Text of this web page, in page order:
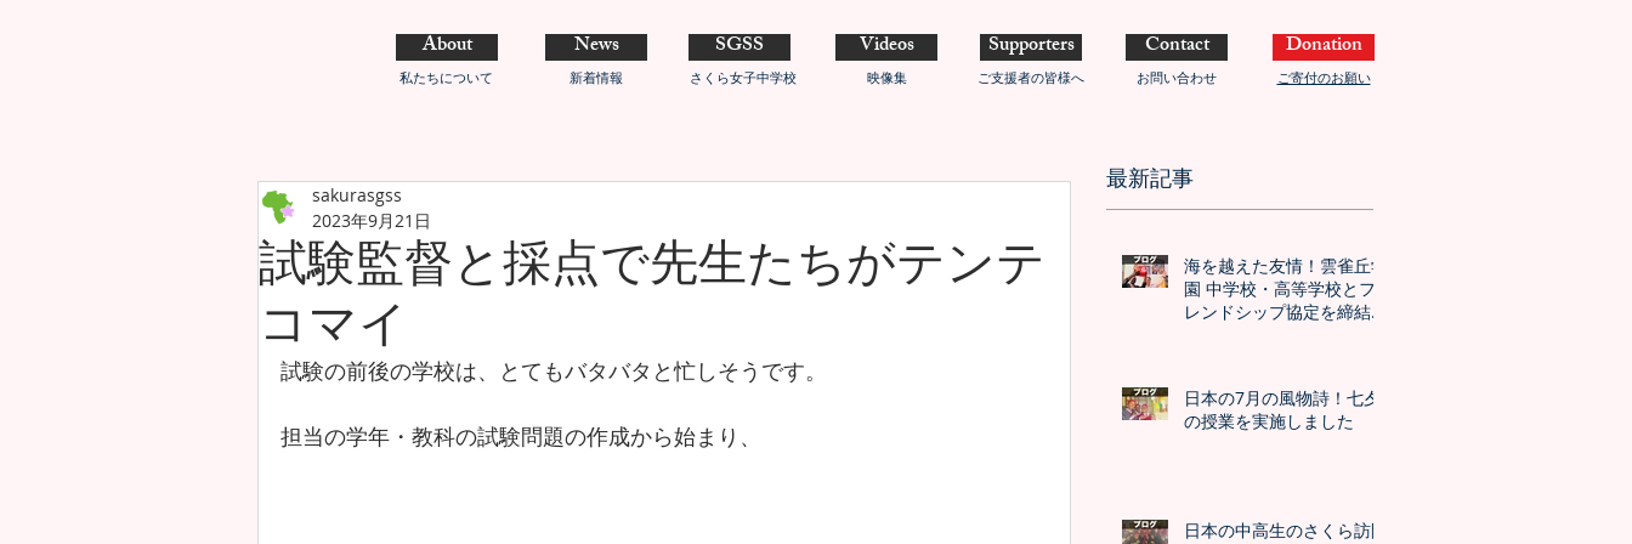
About
私たちについて
News
新着情報
SGSS
さくら女子中学校
Videos
映像集
Supporters
ご支援者の皆様へ
Contact
お問い合わせ
Donation
ご寄付のお願い
試験監督と採点で先生たちがテンテ
コマイ
sakurasgss
2023年9月21日
試験の前後の学校は、とてもバタバタと忙しそうです。
担当の学年・教科の試験問題の作成から始まり、
最新記事
海を越えた友情！雲雀丘学
園 中学校・高等学校とフ
レンドシップ協定を締結し
日本の7月の風物詩！七夕
の授業を実施しました
日本の中高生のさくら訪問